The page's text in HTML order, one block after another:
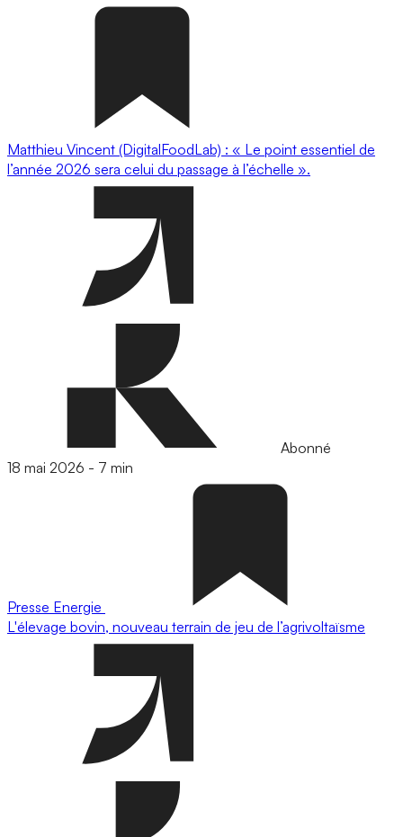
Matthieu Vincent (DigitalFoodLab) : « Le point essentiel de
l’année 2026 sera celui du passage à l’échelle ».
Abonné
18 mai 2026 - 7 min
Presse Energie
L'élevage bovin, nouveau terrain de jeu de l’agrivoltaïsme